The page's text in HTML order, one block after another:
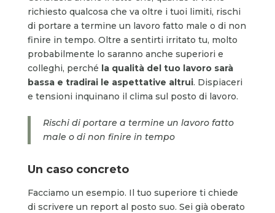
richiesto qualcosa che va oltre i tuoi limiti, rischi
di portare a termine un lavoro fatto male o di non
finire in tempo. Oltre a sentirti irritato tu, molto
probabilmente lo saranno anche superiori e
colleghi, perché la qualità del tuo lavoro sarà
bassa e tradirai le aspettative altrui. Dispiaceri
e tensioni inquinano il clima sul posto di lavoro.
Rischi di portare a termine un lavoro fatto
male o di non finire in tempo
Un caso concreto
Facciamo un esempio. Il tuo superiore ti chiede
di scrivere un report al posto suo. Sei già oberato